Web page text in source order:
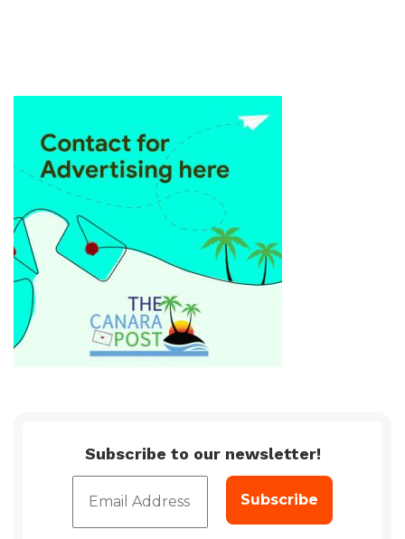
Subscribe to our newsletter!